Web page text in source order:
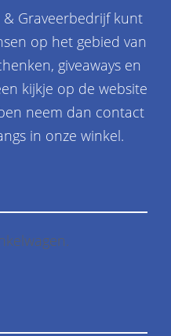
Graveerbedrijf kunt
op het gebied van
giveaways en
kijkje op de website
neem dan contact
in onze winkel.